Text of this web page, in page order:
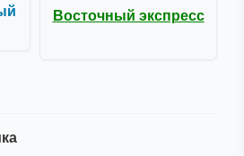
Восточный экспресс